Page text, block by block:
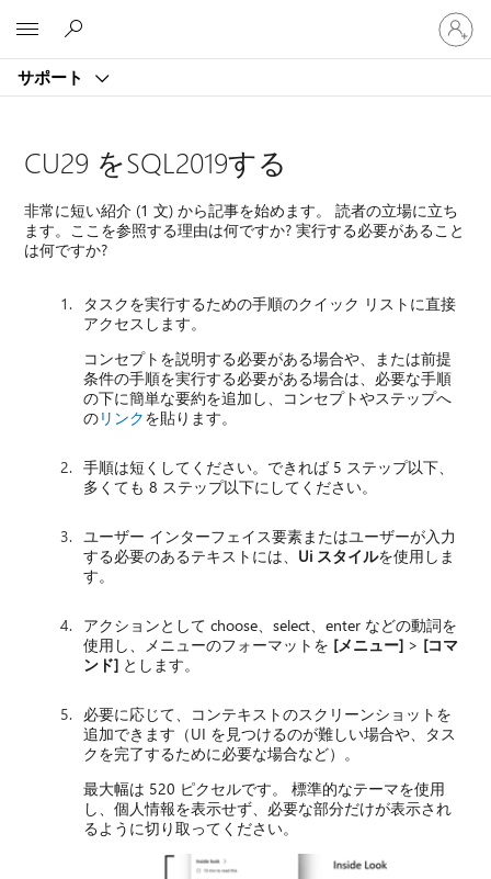
サポート
ア
カ
ウ
ン
イ
ン
CU29 をSQL2019する
非常に短い紹介 (1 文) から記事を始めます。 読者の立場に立ち
ます。ここを参照する理由は何ですか? 実行する必要があること
は何ですか?
タスクを実行するための手順のクイック リストに直接
アクセスします。
コンセプトを説明する必要がある場合や、または前提
条件の手順を実行する必要がある場合は、必要な手順
の下に簡単な要約を追加し、コンセプトやステップへ
のリンクを貼ります。
手順は短くしてください。できれば 5 ステップ以下、
多くても 8 ステップ以下にしてください。
ユーザー インターフェイス要素またはユーザーが入力
する必要のあるテキストには、 Ui スタイルを使用しま
す。
アクションとして choose、select、enter などの動詞を
使用し、メニューのフォーマットを [メニュー] > [コマ
ンド] とします。
必要に応じて、コンテキストのスクリーンショットを
追加できます（UI を見つけるのが難しい場合や、タス
クを完了するために必要な場合など）。
最大幅は 520 ピクセルです。 標準的なテーマを使用
し、個人情報を表示せず、必要な部分だけが表示され
るように切り取ってください。